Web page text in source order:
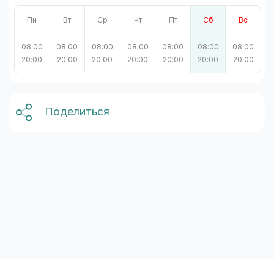
Пн
08:00
20:00
Вт
08:00
20:00
Ср
08:00
20:00
Чт
08:00
20:00
Пт
08:00
20:00
Сб
08:00
20:00
Вс
08:00
20:00
Поделиться